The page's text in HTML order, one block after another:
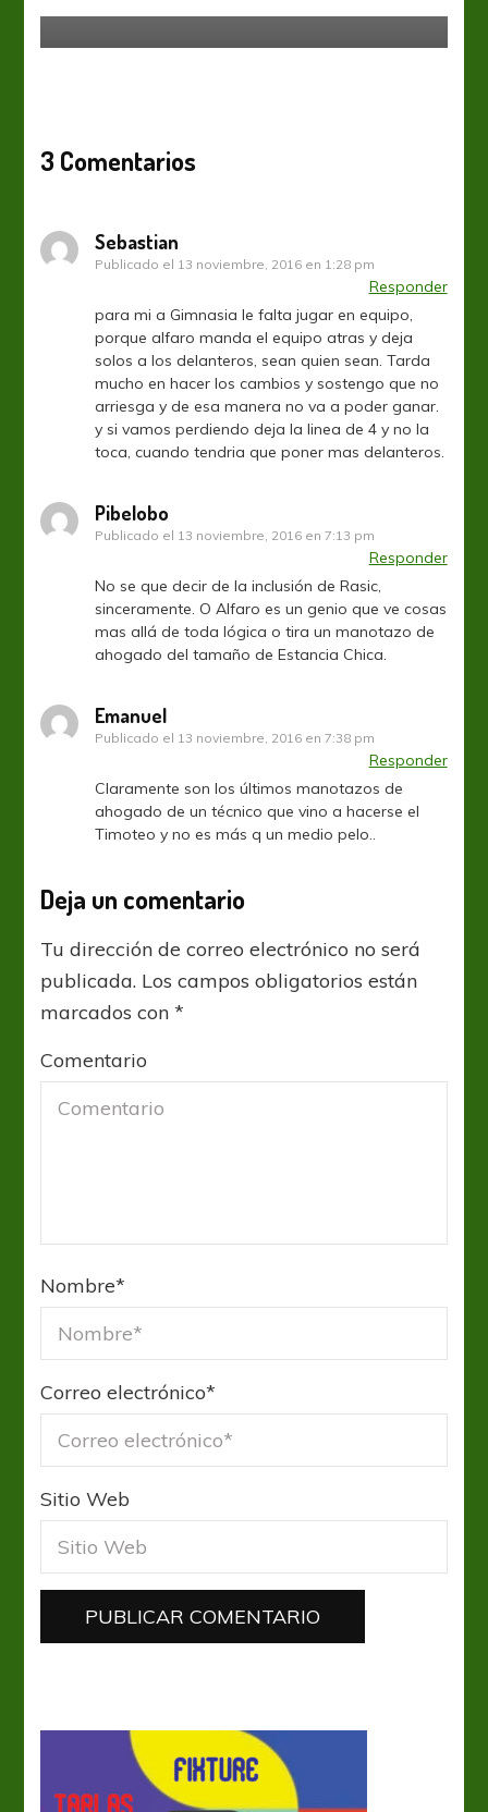
3 Comentarios
Sebastian
Publicado el 13 noviembre, 2016 en 1:28 pm
Responder
para mi a Gimnasia le falta jugar en equipo,
porque alfaro manda el equipo atras y deja
solos a los delanteros, sean quien sean. Tarda
mucho en hacer los cambios y sostengo que no
arriesga y de esa manera no va a poder ganar.
y si vamos perdiendo deja la linea de 4 y no la
toca, cuando tendria que poner mas delanteros.
Pibelobo
Publicado el 13 noviembre, 2016 en 7:13 pm
Responder
No se que decir de la inclusión de Rasic,
sinceramente. O Alfaro es un genio que ve cosas
mas allá de toda lógica o tira un manotazo de
ahogado del tamaño de Estancia Chica.
Emanuel
Publicado el 13 noviembre, 2016 en 7:38 pm
Responder
Claramente son los últimos manotazos de
ahogado de un técnico que vino a hacerse el
Timoteo y no es más q un medio pelo..
Deja un comentario
Tu dirección de correo electrónico no será
publicada. Los campos obligatorios están
marcados con*
Comentario
Nombre*
Correo electrónico*
Sitio Web